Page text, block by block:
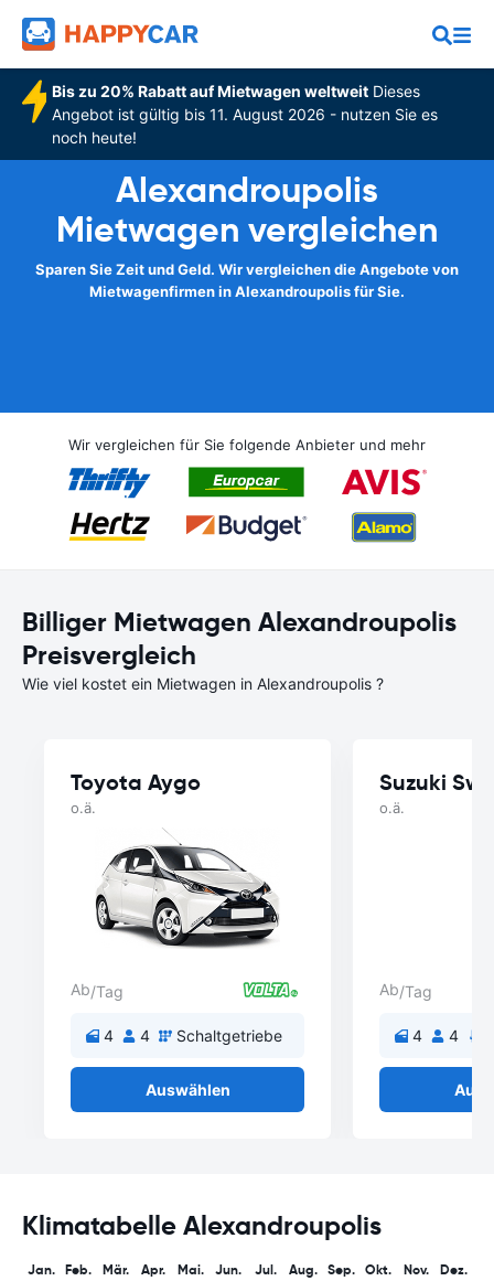
Bis zu 20% Rabatt auf Mietwagen weltweitDieses
Angebot ist gültig bis 11. August 2026 - nutzen Sie es
noch heute!
Alexandroupolis
Mietwagen vergleichen
Sparen Sie Zeit und Geld. Wir vergleichen die Angebote von
Mietwagenfirmen in Alexandroupolis für Sie.
Wir vergleichen für Sie folgende Anbieter und mehr
Billiger Mietwagen Alexandroupolis
Preisvergleich
Wie viel kostet ein Mietwagen in Alexandroupolis ?
Toyota Aygo
o.ä.
Ab/Tag
4 4 Schaltgetriebe
Auswählen
Suzuki
o.ä.
Ab/Tag
4 4
Klimatabelle Alexandroupolis
Jan. Feb. Mär. Apr. Mai. Jun. Jul. Aug. Sep. Okt. Nov. Dez.